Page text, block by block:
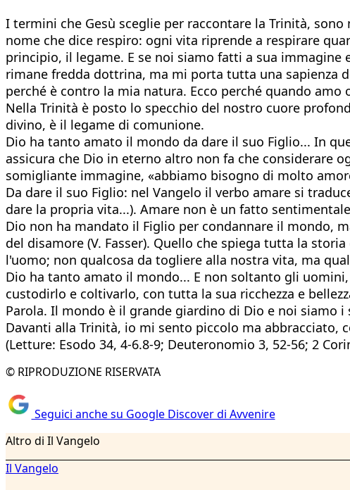
I termini che Gesù sceglie per raccontare la Trinità,
nome che dice respiro: ogni vita riprende a respirare
principio, il legame. E se noi siamo fatti a sua
rimane fredda dottrina, ma mi porta tutta una sapienza
perché è contro la mia natura. Ecco perché quando
Nella Trinità è posto lo specchio del nostro cuore
divino, è il legame di comunione.
Dio ha tanto amato il mondo da dare il suo Figlio... In
assicura che Dio in eterno altro non fa che considerare
somigliante immagine, «abbiamo bisogno di molto
Da dare il suo Figlio: nel Vangelo il verbo amare si
dare la propria vita...). Amare non è un fatto
Dio non ha mandato il Figlio per condannare il mondo,
del disamore (V. Fasser). Quello che spiega tutta la
l'uomo; non qualcosa da togliere alla nostra vita, ma
Dio ha tanto amato il mondo... E non soltanto gli
custodirlo e coltivarlo, con tutta la sua ricchezza e
Parola. Il mondo è il grande giardino di Dio e noi siamo i
Davanti alla Trinità, io mi sento piccolo ma
(Letture: Esodo 34, 4-6.8-9; Deuteronomio 3, 52-56; 2
© RIPRODUZIONE RISERVATA
Seguici anche su Google Discover di Avvenire
Altro di Il Vangelo
Il Vangelo